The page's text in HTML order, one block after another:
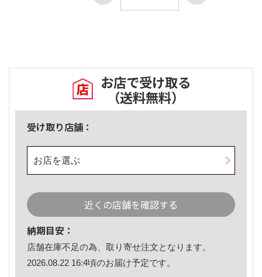
お店で受け取る
（送料無料）
受け取り店舗：
お店を選ぶ
近くの店舗を確認する
納期目安：
店舗在庫不足の為、取り寄せ注文となります。
2026.08.22 16:4頃のお届け予定です。